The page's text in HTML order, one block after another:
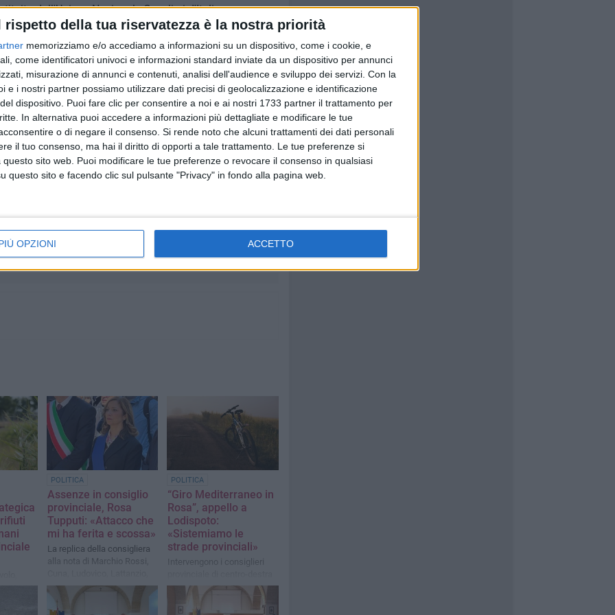
rispetto della tua riservatezza è la nostra priorità
memorizziamo e/o accediamo a informazioni su un dispositivo, come i cookie, e
come identificatori univoci e informazioni standard inviate da un dispositivo per annunci
misurazione di annunci e contenuti, analisi dell'audience e sviluppo dei servizi. Con la
e i nostri partner possiamo utilizzare dati precisi di geolocalizzazione e identificazione
dispositivo. Puoi fare clic per consentire a noi e ai nostri 1733 partner il trattamento per
In alternativa puoi accedere a informazioni più dettagliate e modificare le tue
o di negare il consenso. Si rende noto che alcuni trattamenti dei dati personali
il tuo consenso, ma hai il diritto di opporti a tale trattamento. Le tue preferenze si
sito web. Puoi modificare le tue preferenze o revocare il consenso in qualsiasi
questo sito e facendo clic sul pulsante "Privacy" in fondo alla pagina web.
OPZIONI ACCETTO
dall'Unione Nazionale Cavalieri d'Italia per
che si impegnano nel volontariato e nella solidarietà,
sociale, la Sezione provinciale BAT non ha
Infatti ha collaborato, con il Ministero della Cultura
che hanno ricevuto importanti riconoscimenti a
Madri Costituenti" organizzata in collaborazione con il
riguardante le prime elezioni repubblicane e le 21
Costituente.
Trani non si è fermata a quanto esposto ma, tante
iniziative che hanno visto protagonisti i Soci in tutti i
POLITICA
Assenze in consiglio
provinciale, Rosa
Tupputi: «Attacco che
mi ha ferita e scossa»
La replica della consigliera
alla nota di Marchio Rossi,
Capacchione e Di Noia
POLITICA
“Giro Mediterraneo in
Rosa”, appello a
Lodispoto:
«Sistemiamo le
strade provinciali»
Intervengono i consiglieri